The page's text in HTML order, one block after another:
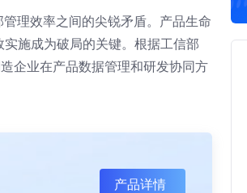
理效率之间的尖锐矛盾。产品生命
施成为破局的关键。根据工信部
企业在产品数据管理和研发协同方
产品详情